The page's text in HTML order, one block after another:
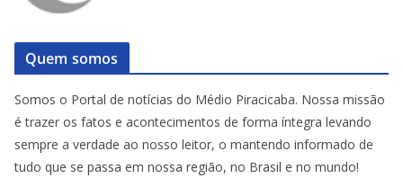
Quem somos
Somos o Portal de notícias do Médio Piracicaba. Nossa missão
é trazer os fatos e acontecimentos de forma íntegra levando
sempre a verdade ao nosso leitor, o mantendo informado de
tudo que se passa em nossa região, no Brasil e no mundo!